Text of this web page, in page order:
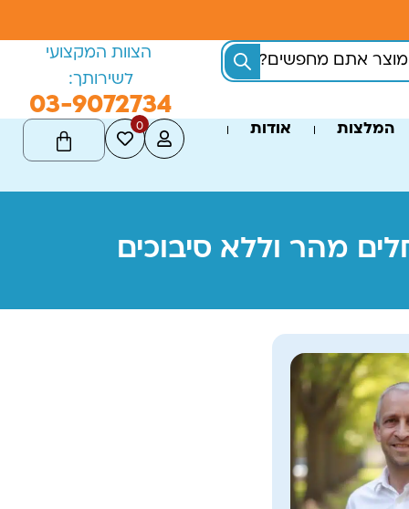
הצוות המקצועי
לשירותך:
03-9072734
המלצות אודות 0
מהר וללא סיבוכים